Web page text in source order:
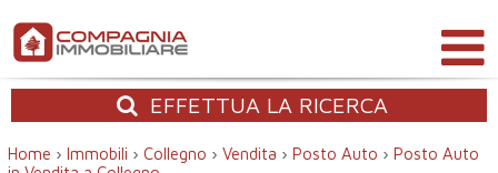
EFFETTUA LA RICERCA
Home › Immobili › Collegno › Vendita › Posto Auto › Posto Auto